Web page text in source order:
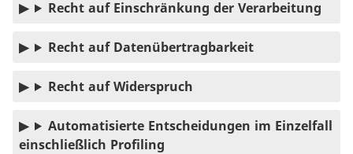
Recht auf Einschränkung der Verarbeitung
Recht auf Datenübertragbarkeit
Recht auf Widerspruch
Automatisierte Entscheidungen im Einzelfall
einschließlich Profiling